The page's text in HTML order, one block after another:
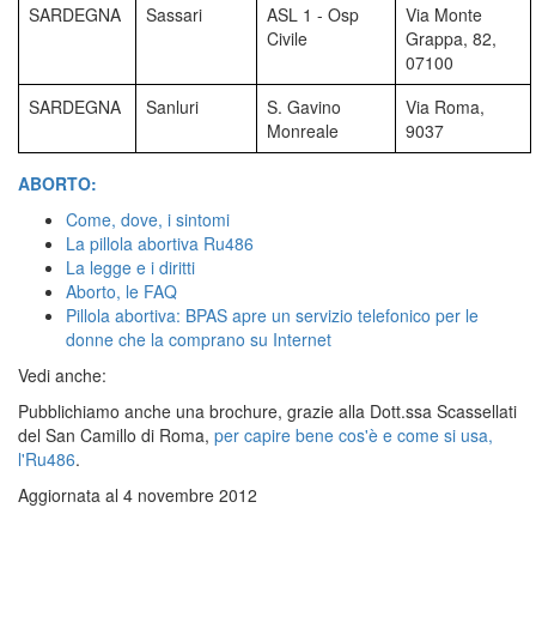
SARDEGNA
Sassari
ASL 1 - Osp
Civile
Via Monte
Grappa, 82,
07100
SARDEGNA
Sanluri
S. Gavino
Monreale
Via Roma,
9037
ABORTO:
Come, dove, i sintomi
La pillola abortiva Ru486
La legge e i diritti
Aborto, le FAQ
Pillola abortiva: BPAS apre un servizio telefonico per le
donne che la comprano su Internet
Vedi anche:
Pubblichiamo anche una brochure, grazie alla Dott.ssa Scassellati
del San Camillo di Roma, per capire bene cos'è e come si usa,
l'Ru486.
Aggiornata al 4 novembre 2012